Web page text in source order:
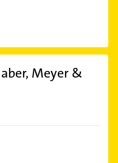
Meyer &